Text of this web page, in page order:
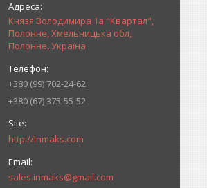
Князя Володимира 1а "Квартал",
Полонне, Хмельницька обл,
Полонне, Україна
+380 (99) 702-24-62
+380 (67) 375-55-52
http://Inmaks.com
sales.inmaks@gmail.com